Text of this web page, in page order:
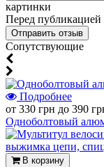
картинки
Перед
Cопутствующие
Подробнее
от 330 грн до 390
Одноболтовый
В корзину